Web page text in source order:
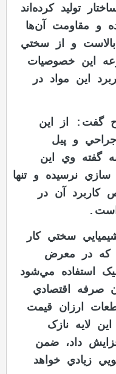
توليد کرده‌اند
و مقاومت آن‌ها
و از سختي
اين خصوصيات
اين مواد در
گفت: از اين
و پيل
گفته وي اين
نرسيده‌ و تنها
آن در
سختي کار
که در معرض
استفاده مي‌شود
اقتصادي
ارزان قيمت
لايه‌ نازک
داد، ضمن
زيادي خواهد